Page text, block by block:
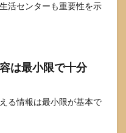
活センターも重要性を示
は最小限で十分
る情報は最小限が基本で